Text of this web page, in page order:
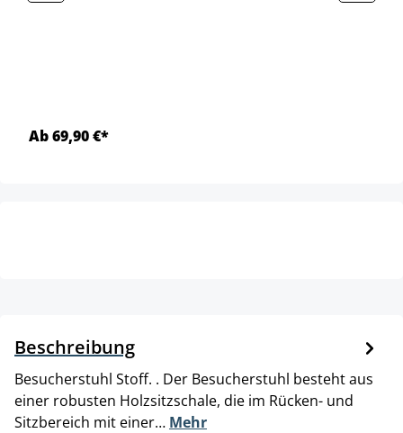
Ab 69,90 €*
Beschreibung
Besucherstuhl Stoff. . Der Besucherstuhl besteht aus
einer robusten Holzsitzschale, die im Rücken- und
Sitzbereich mit einer… Mehr